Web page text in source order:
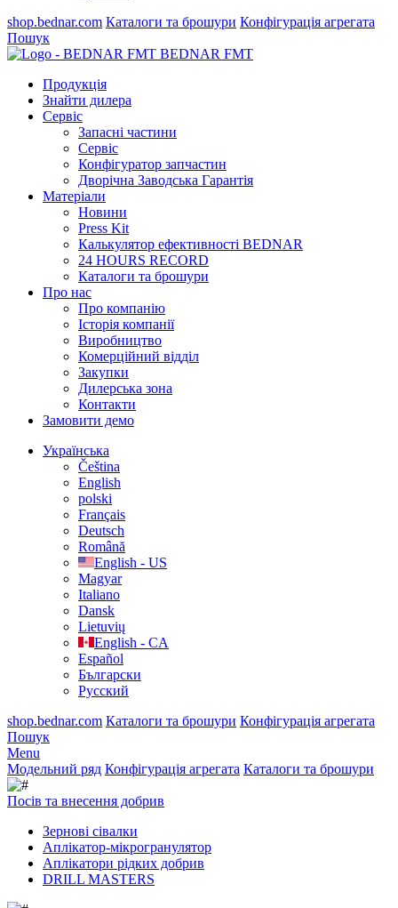
shop.bednar.com Каталоги та брошури Конфігурація агрегата
Пошук
BEDNAR FMT
Продукція
Знайти дилера
Сервіс
Запасні частини
Сервіс
Конфігуратор запчастин
Дворічна Заводська Гарантія
Матеріали
Новини
Press Kit
Калькулятор ефективності BEDNAR
24 HOURS RECORD
Каталоги та брошури
Про нас
Про компанію
Історія компанії
Виробництво
Комерційний відділ
Закупки
Дилерська зона
Контакти
Замовити демо
Українська
Čeština
English
polski
Français
Deutsch
Română
English - US
Magyar
Italiano
Dansk
Lietuvių
English - CA
Español
Български
Русский
shop.bednar.com Каталоги та брошури Конфігурація агрегата
Пошук
Menu
Модельний ряд Конфігурація агрегата Каталоги та брошури
Посів та внесення добрив
Зернові сівалки
Аплікатор-мікрогранулятор
Аплікатори рідких добрив
DRILL MASTERS